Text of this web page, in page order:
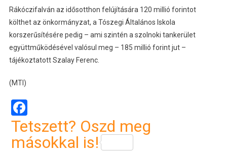
Rákóczifalván az idősotthon felújítására 120 millió forintot
költhet az önkormányzat, a Tószegi Általános Iskola
korszerűsítésére pedig – ami szintén a szolnoki tankerület
együttműködésével valósul meg – 185 millió forint jut –
tájékoztatott Szalay Ferenc.
(MTI)
Tetszett? Oszd meg
másokkal is!